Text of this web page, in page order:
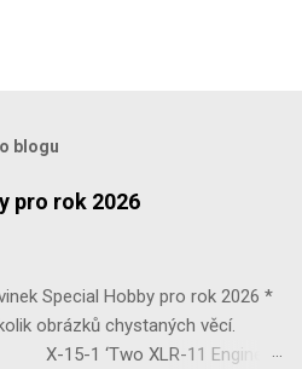
blogu
pro rok 2026
Special Hobby pro rok 2026 *
obrázků chystaných věcí.
15-1 ‘Two XLR-11 Engines’